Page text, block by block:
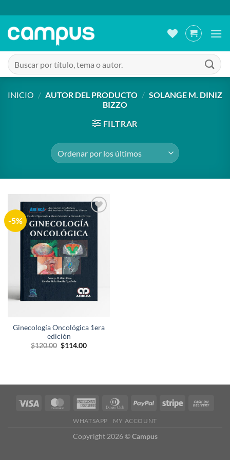
al
contenido
Buscar
por:
INICIO / AUTOR DEL PRODUCTO / SOLANGE M. DINIZ
BIZZO
FILTRAR
-5%
Añadir
lista de
deseos
Ginecología Oncológica 1era
edición
$120.00 El
$114.00El
WHATSAPP MY ACCOUNT
Copyright 2026 ©Campus